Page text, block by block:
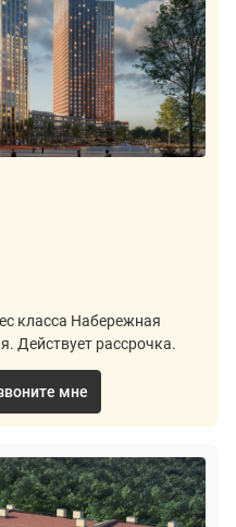
класса Набережная
Действует рассрочка.
мне